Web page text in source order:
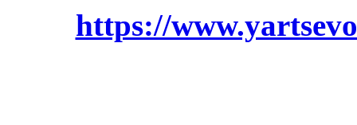
https://